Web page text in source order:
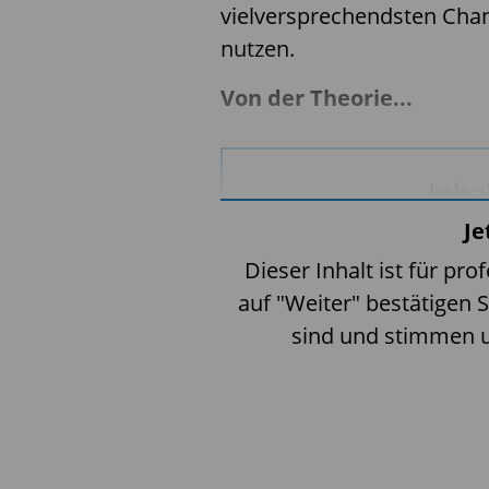
vielversprechendsten
nutzen.
Von der Theorie...
Bei Aktivierung können
Weitere
Dieser Inhalt ist für
auf "Weiter" bestätigen
sind und stimmen